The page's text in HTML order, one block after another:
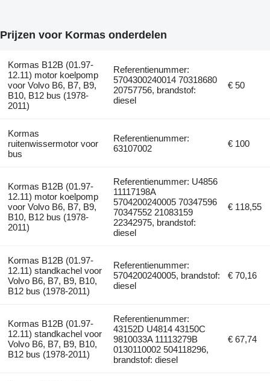
Prijzen voor Kormas onderdelen
Kormas B12B (01.97-
12.11) motor koelpomp
voor Volvo B6, B7, B9,
B10, B12 bus (1978-
2011)
Referentienummer:
5704300240014 70318680
20757756, brandstof:
diesel
€ 50
Kormas
ruitenwissermotor voor
bus
Referentienummer:
63107002
€ 100
Kormas B12B (01.97-
12.11) motor koelpomp
voor Volvo B6, B7, B9,
B10, B12 bus (1978-
2011)
Referentienummer: U4856
11117198A
5704200240005 70347596
70347552 21083159
22342975, brandstof:
diesel
€ 118,55
Kormas B12B (01.97-
12.11) standkachel voor
Volvo B6, B7, B9, B10,
B12 bus (1978-2011)
Referentienummer:
5704200240005, brandstof:
diesel
€ 70,16
Kormas B12B (01.97-
12.11) standkachel voor
Volvo B6, B7, B9, B10,
B12 bus (1978-2011)
Referentienummer:
43152D U4814 43150C
9810033A 11113279B
0130110002 504118296,
brandstof: diesel
€ 67,74